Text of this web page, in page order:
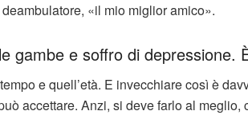
«il mio miglior amico».
gambe e soffro di depressione.
e quell’età. E invecchiare così è
accettare. Anzi, si deve farlo al meglio,